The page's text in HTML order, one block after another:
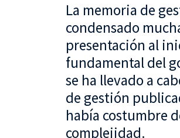
La memoria de
condensado
presentación al
fundamental del
se ha llevado a
de gestión
había costumbre
complejidad.